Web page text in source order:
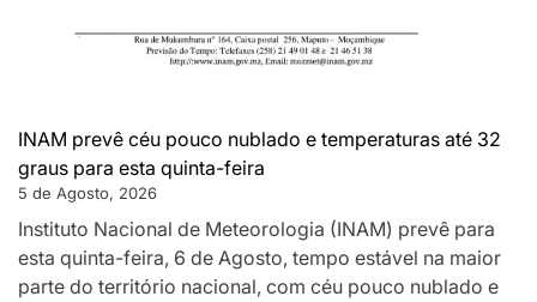
INAM prevê céu pouco nublado e temperaturas até 32
graus para esta quinta-feira
5 de Agosto, 2026
Instituto Nacional de Meteorologia (INAM) prevê para
esta quinta-feira, 6 de Agosto, tempo estável na maior
parte do território nacional, com céu pouco nublado e